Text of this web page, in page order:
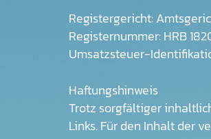
Registergericht:
Registernummer: HRB
Umsatzsteuer-
Haftungshinweis
Trotz sorgfältiger
Links. Für den Inhalt der